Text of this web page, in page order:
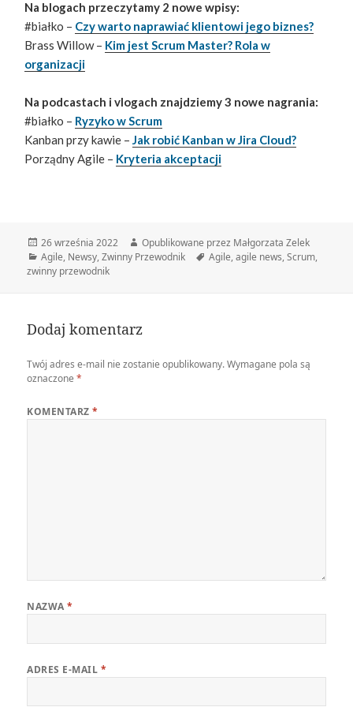
Na blogach przeczytamy 2 nowe wpisy:
#białko – Czy warto naprawiać klientowi jego biznes?
Brass Willow – Kim jest Scrum Master? Rola w
organizacji
Na podcastach i vlogach znajdziemy 3 nowe nagrania:
#białko – Ryzyko w Scrum
Kanban przy kawie –Jak robić Kanban w Jira Cloud?
Porządny Agile – Kryteria akceptacji
Data
publikacji
26 września 2022 Autor
Opublikowane przez Małgorzata Zelek
Kategorie
Agile, Newsy,Zwinny Przewodnik Tagi
Agile,agile news,Scrum,
zwinny przewodnik
Dodaj komentarz
Twój adres e-mail nie zostanie opublikowany. Wymagane pola są
oznaczone*
KOMENTARZ*
NAZWA*
ADRES E-MAIL *